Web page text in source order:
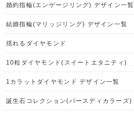
婚約指輪(エンゲージリング) デザイン一覧
結婚指輪(マリッジリング) デザイン一覧
揺れるダイヤモンド
10粒ダイヤモンド(スイートエタニティ)
1カラットダイヤモンド デザイン一覧
誕生石コレクション(バースディカラーズ)